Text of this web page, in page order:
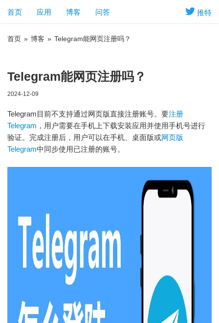
推特
首页 应用 博客 问答
首页 » 博客 » Telegram能网页注册吗？
Telegram能网页注册吗？
2024-12-09
Telegram目前不支持通过网页版直接注册账号。要注册
Telegram ，用户需要在手机上下载安装应用并使用手机号进行
验证。完成注册后，用户可以在手机、桌面版或网页版
Telegram中同步使用已注册的账号。